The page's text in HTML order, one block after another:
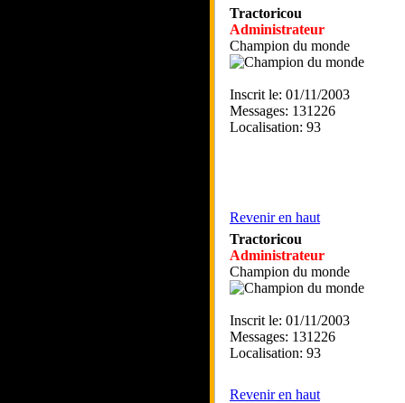
Tractoricou
Administrateur
Champion du monde
Inscrit le: 01/11/2003
Messages: 131226
Localisation: 93
Revenir en haut
Tractoricou
Administrateur
Champion du monde
Inscrit le: 01/11/2003
Messages: 131226
Localisation: 93
Revenir en haut